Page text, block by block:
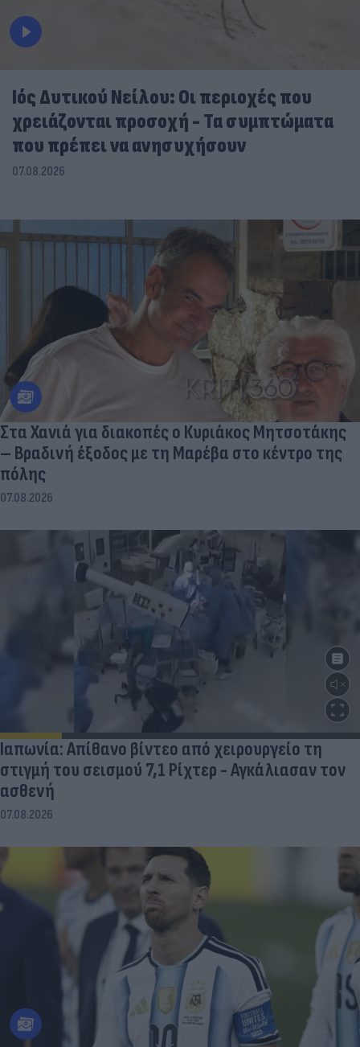
Ιός Δυτικού Νείλου: Οι περιοχές που
χρειάζονται προσοχή - Τα συμπτώματα
που πρέπει να ανησυχήσουν
07.08.2026
Στα Χανιά για διακοπές ο Κυριάκος Μητσοτάκης
– Βραδινή έξοδος με τη Μαρέβα στο κέντρο της
πόλης
07.08.2026
Ιαπωνία: Απίθανο βίντεο από χειρουργείο τη
στιγμή του σεισμού 7,1 Ρίχτερ - Αγκάλιασαν τον
ασθενή
07.08.2026